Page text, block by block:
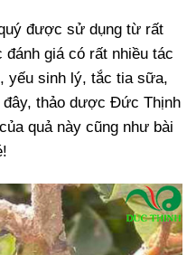
được sử dụng từ rất
giá có rất nhiều tác
yếu sinh lý, tắc tia sữa,
thảo dược Đức Thịnh
quả này cũng như bài